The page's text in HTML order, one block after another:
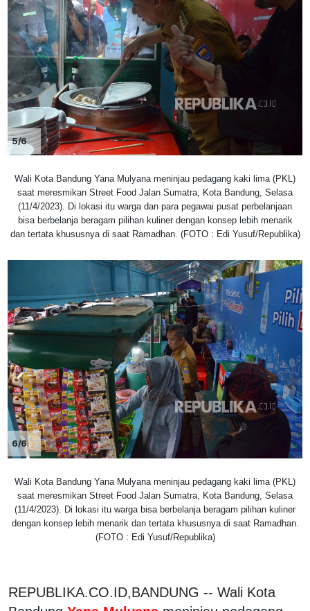
5/6
Wali Kota Bandung Yana Mulyana meninjau pedagang kaki lima (PKL)
saat meresmikan Street Food Jalan Sumatra, Kota Bandung, Selasa
(11/4/2023). Di lokasi itu warga dan para pegawai pusat perbelanjaan
bisa berbelanja beragam pilihan kuliner dengan konsep lebih menarik
dan tertata khususnya di saat Ramadhan. (FOTO : Edi Yusuf/Republika)
6/6
Wali Kota Bandung Yana Mulyana meninjau pedagang kaki lima (PKL)
saat meresmikan Street Food Jalan Sumatra, Kota Bandung, Selasa
(11/4/2023). Di lokasi itu warga bisa berbelanja beragam pilihan kuliner
dengan konsep lebih menarik dan tertata khususnya di saat Ramadhan.
(FOTO : Edi Yusuf/Republika)
REPUBLIKA.CO.ID,BANDUNG -- Wali Kota